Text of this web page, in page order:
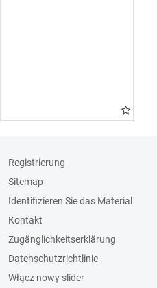
Registrierung
Sitemap
Identifizieren Sie das Material
Kontakt
Zugänglichkeitserklärung
Datenschutzrichtlinie
Włącz nowy slider